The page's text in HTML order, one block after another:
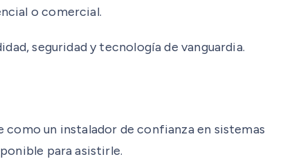
o comercial.
seguridad y tecnología de vanguardia.
un instalador de confianza en sistemas
para asistirle.